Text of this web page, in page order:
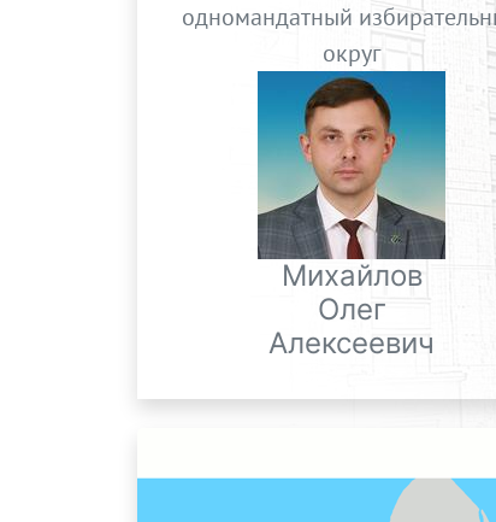
одномандатный
округ
Михайлов
Олег
Алексеевич